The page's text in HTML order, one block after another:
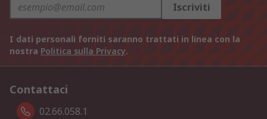
Iscriviti
I dati personali forniti saranno trattati in linea con la
nostra Politica sulla Privacy.
Contattaci
02.66.058.1